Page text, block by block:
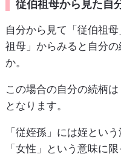
従伯祖母から見た自
自分から見て「従伯祖
祖母」からみると自分
か。
この場合の自分の続柄
となります。
「従姪孫」には姪とい
「女性」という意味に